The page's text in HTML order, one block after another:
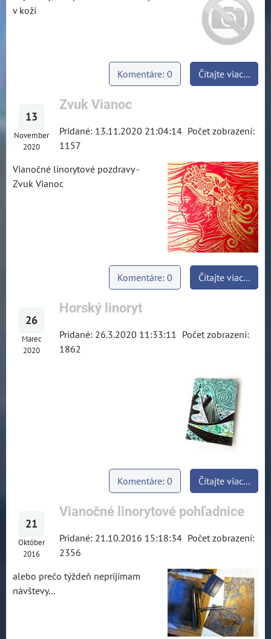
v koži
Čítajte viac...
Komentáre: 0
13
November
2020
Zvuk Vianoc
Pridané: 13.11.2020 21:04:14 Počet zobrazení:
1157
Vianočné linorytové pozdravy -
Zvuk Vianoc
Čítajte viac...
Komentáre: 0
26
Marec
2020
Horský linoryt
Pridané: 26.3.2020 11:33:11
Počet zobrazení:
1862
Čítajte viac...
Komentáre: 0
21
Október
2016
Vianočné linorytové pohľadnice
Pridané: 21.10.2016 15:18:34 Počet zobrazení:
2356
alebo prečo týždeň neprijímam
návštevy...